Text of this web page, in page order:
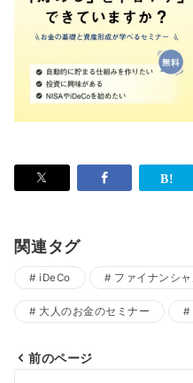
関連タグ
iDeCo ファイナンシ
大人のお金のセミナー
前のページ